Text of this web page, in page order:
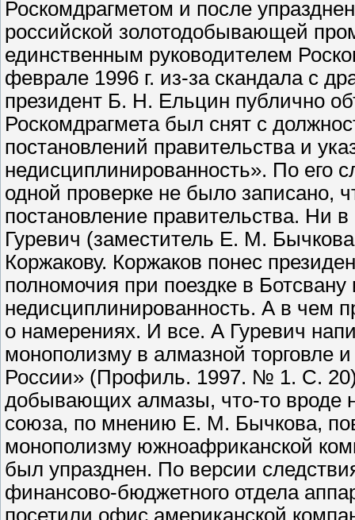
Роскомдрагметом и после
российской золотодобывающей
единственным руководителем
феврале 1996 г. из-за скандала с
президент Б. Н. Ельцин публично
Роскомдрагмета был снят с
постановлений правительства и
недисциплинированность». По его
одной проверке не было записано,
постановление правительства. Ни
Гуревич (заместитель Е. М.
Коржакову. Коржаков понес
полномочия при поездке в
недисциплинированность. А в чем
о намерениях. И все. А Гуревич
монополизму в алмазной торговле
России» (Профиль. 1997. № 1. С.
добывающих алмазы, что-то вроде
союза, по мнению Е. М. Бычкова,
монополизму южноафриканской
был упразднен. По версии
финансово-бюджетного отдела
посетили офис американской